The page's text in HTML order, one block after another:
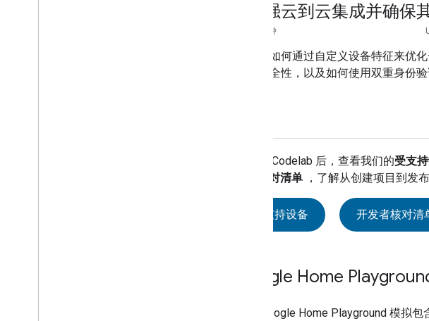
增强云到云集成并确保
50 分钟
了解如何通过自定义设备特征来优
其安全性，以及如何使用双重身份
学习完 Codelab 后，查看我们的受支
发者核对清单 ，了解从创建项目到发
受支持设备 开发者核对清
Google Home
Google Home Playground 模拟包